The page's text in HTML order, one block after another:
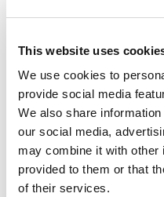
This website uses
We use cookies to
provide social media
We also share
our social media,
may combine it with other
provided to them or that
of their services.
PRIMA PLUS